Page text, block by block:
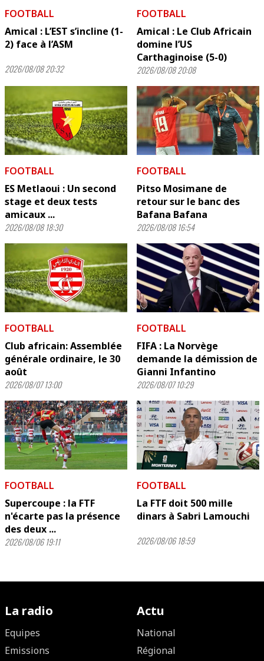
FOOTBALL
Amical : L’EST s’incline (1-
2) face à l’ASM
2026/08/08 20:32
FOOTBALL
Amical : Le Club Africain
domine l’US
Carthaginoise (5-0)
2026/08/08 20:08
FOOTBALL
ES Metlaoui : Un second
stage et deux tests
amicaux ...
2026/08/08 18:30
FOOTBALL
Pitso Mosimane de
retour sur le banc des
Bafana Bafana
2026/08/08 16:54
FOOTBALL
Club africain: Assemblée
générale ordinaire, le 30
août
2026/08/07 13:00
FOOTBALL
FIFA : La Norvège
demande la démission de
Gianni Infantino
2026/08/07 10:29
FOOTBALL
Supercoupe : la FTF
n'écarte pas la présence
des deux ...
2026/08/06 19:11
FOOTBALL
La FTF doit 500 mille
dinars à Sabri Lamouchi
2026/08/06 18:59
La radio
Equipes
Emissions
Actu
National
Régional